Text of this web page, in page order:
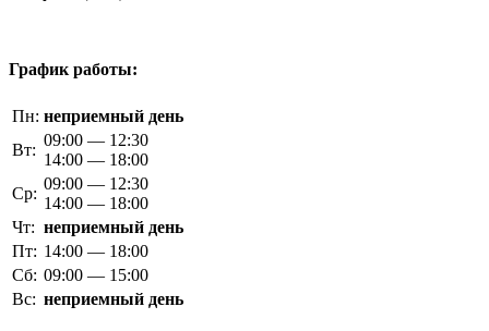
График работы:
Пн: неприемный день
Вт:
09:00 — 12:30
14:00 — 18:00
Ср:
09:00 — 12:30
14:00 — 18:00
Чт: неприемный день
Пт: 14:00 — 18:00
Сб: 09:00 — 15:00
Вс: неприемный день